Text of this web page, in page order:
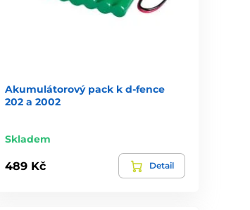
Akumulátorový pack k d-fence
202 a 2002
Skladem
489 Kč Detail